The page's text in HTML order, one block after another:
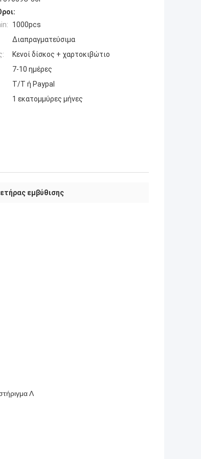
1000pcs
Διαπραγματεύσιμα
Κενοί δίσκος + χαρτοκιβώτιο
7-10 ημέρες
T/T ή Paypal
1 εκατομμύρες μήνες
εμβύθισης
Λ